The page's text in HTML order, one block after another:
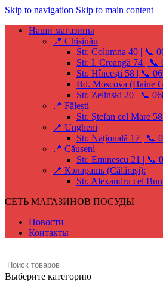
Skip to navigation Skip to main content
Наши магазины
📍 Chișinău
Str. Columna 40 | 📞
Str. I. Creangă 74 | 📞
Str. Hîncești 58 | 📞
Bd. Moscova (Haine
Str. Zelinski 20 | 📞
📍 Fălești
Str. Ștefan cel Mare
📍 Ungheni
Str. Națională 17 | 📞
📍 Căușeni
Str. Eminescu 21 | 📞
📍 Кэларашь (Călărași):
Str. Alexandru cel
СЕТЬ МАГАЗИНОВ ПОСУДЫ
Новости
Контакты
Выберите категорию